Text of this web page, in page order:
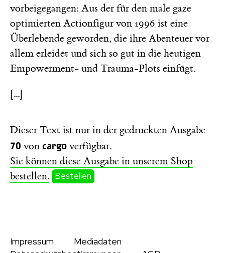
vorbeigegangen: Aus der für den male gaze
optimierten Actionfigur von 1996 ist eine
Überlebende geworden, die ihre Abenteuer vor
allem erleidet und sich so gut in die heutigen
Empowerment- und Trauma-Plots einfügt.
[...]
Dieser Text ist nur in der gedruckten Ausgabe
70 von cargo verfügbar.
Sie können diese Ausgabe in unserem Shop
bestellen. Bestellen
Impressum
Mediadaten